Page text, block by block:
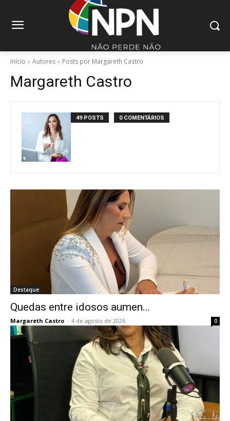
Início Autores Posts por Margareth Castro
Margareth Castro
49 POSTS 0 COMENTÁRIOS
Destaque
Quedas entre idosos aumen...
Margareth Castro - 4 de agosto de 2026 0